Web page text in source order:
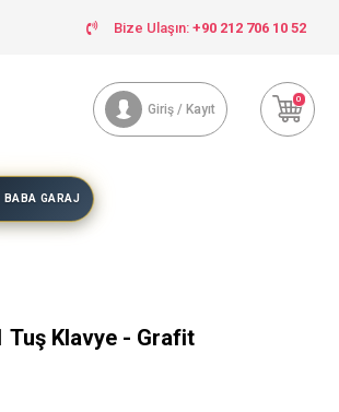
Bize Ulaşın: +90 212 706 10 52
Giriş / Kayıt
0
BABA GARAJ
Tuş Klavye - Grafit